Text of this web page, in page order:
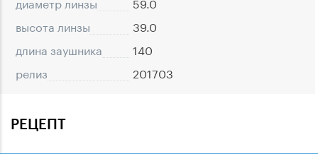
высота линзы
39.0
длина заушника
140
релиз
201703
РЕЦЕПТ